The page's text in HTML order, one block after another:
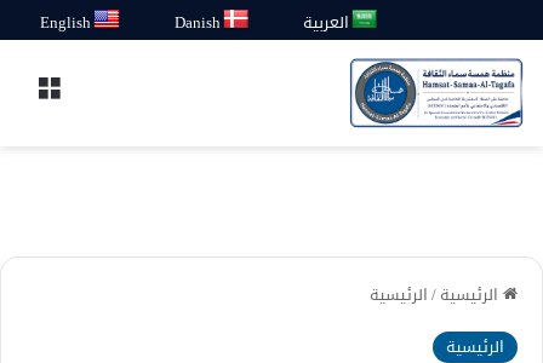
العربية Danish
English
الرئيسية/الرئيسية
الرئيسية